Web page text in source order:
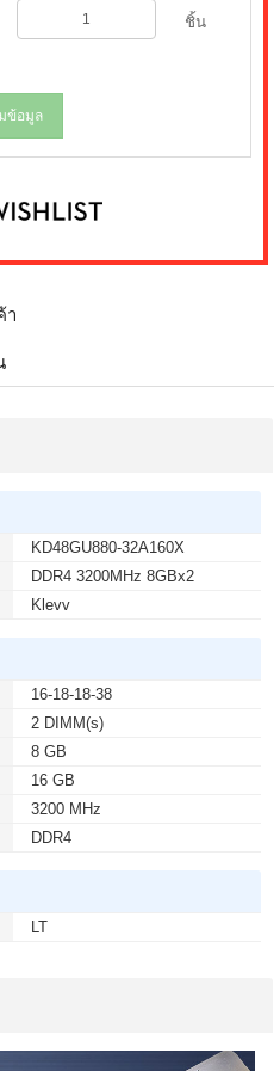
ชิ้น
ข้อมูล
า
KD48GU880-32A160X
DDR4 3200MHz 8GBx2
Klevv
16-18-18-38
2 DIMM(s)
8 GB
16 GB
3200 MHz
DDR4
LT